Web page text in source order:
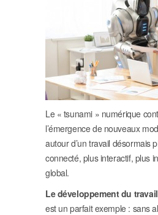
Le « tsunami » numérique
l’émergence de nouveaux
autour d’un travail désormais
connecté, plus interactif, plus
global.
Le développement du
est un parfait exemple : sans